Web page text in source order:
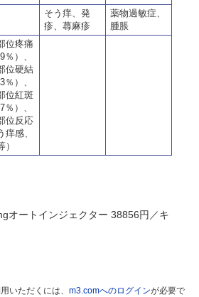
そう痒、発
疹、蕁麻疹
薬物過敏症、
腫脹
位疼痛
％）、
位硬結
％）、
位紅斑
％）、
位反応
痒感、
）
オートインジェクター 38856円／キ
いただくには、 m3.comへのログインが必要で